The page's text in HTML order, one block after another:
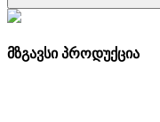
მზგავსი პროდუქცია